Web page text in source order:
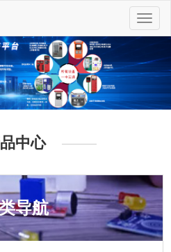
切
换
航
中心
导航